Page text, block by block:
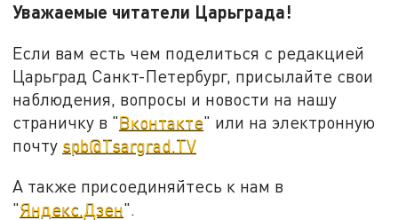
Уважаемые читатели Царьграда!
Если вам есть чем поделиться с редакцией
Царьград Санкт-Петербург, присылайте свои
наблюдения, вопросы и новости на нашу
страничку в "Вконтакте" или на электронную
почту spb@Tsargrad.TV
А также присоединяйтесь к нам в
"Яндекс.Дзен".